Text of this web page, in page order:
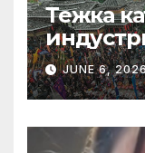
Тежка
алианс
JUNE 6,